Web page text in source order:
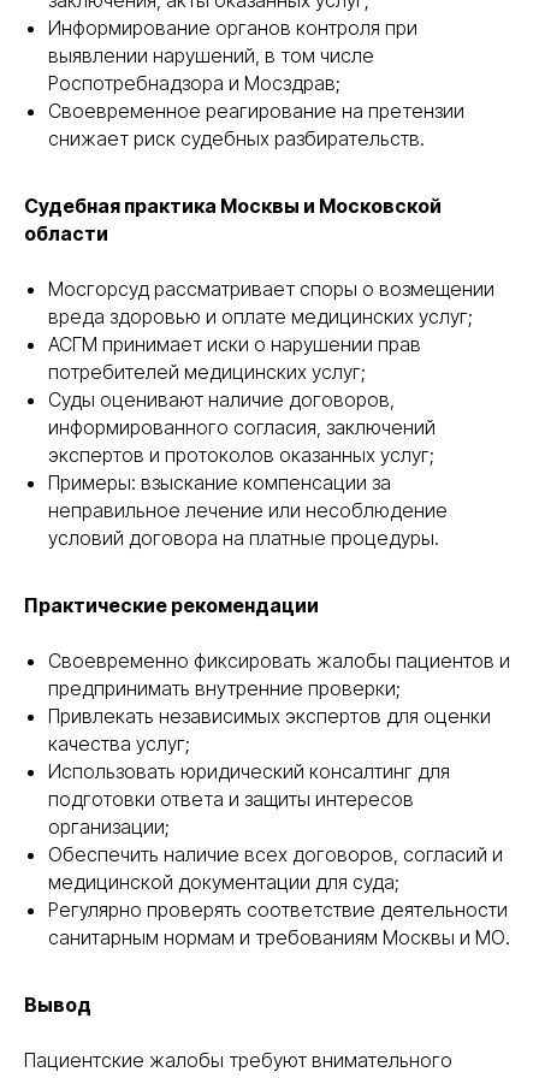
Информирование органов контроля при
выявлении нарушений, в том числе
Роспотребнадзора и Мосздрав;
Своевременное реагирование на претензии
снижает риск судебных разбирательств.
Судебная практика Москвы и Московской
области
Мосгорсуд рассматривает споры о возмещении
вреда здоровью и оплате медицинских услуг;
АСГМ принимает иски о нарушении прав
потребителей медицинских услуг;
Суды оценивают наличие договоров,
информированного согласия, заключений
экспертов и протоколов оказанных услуг;
Примеры: взыскание компенсации за
неправильное лечение или несоблюдение
условий договора на платные процедуры.
Практические рекомендации
Своевременно фиксировать жалобы пациентов и
предпринимать внутренние проверки;
Привлекать независимых экспертов для оценки
качества услуг;
Использовать юридический консалтинг для
подготовки ответа и защиты интересов
организации;
Обеспечить наличие всех договоров, согласий и
медицинской документации для суда;
Регулярно проверять соответствие деятельности
санитарным нормам и требованиям Москвы и МО.
Вывод
Пациентские жалобы требуют внимательного